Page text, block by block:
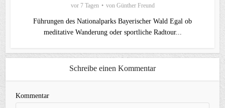
vor 7 Tagen von Günther Freund
Führungen des Nationalparks Bayerischer Wald Egal ob
meditative Wanderung oder sportliche Radtour...
Schreibe einen Kommentar
Kommentar